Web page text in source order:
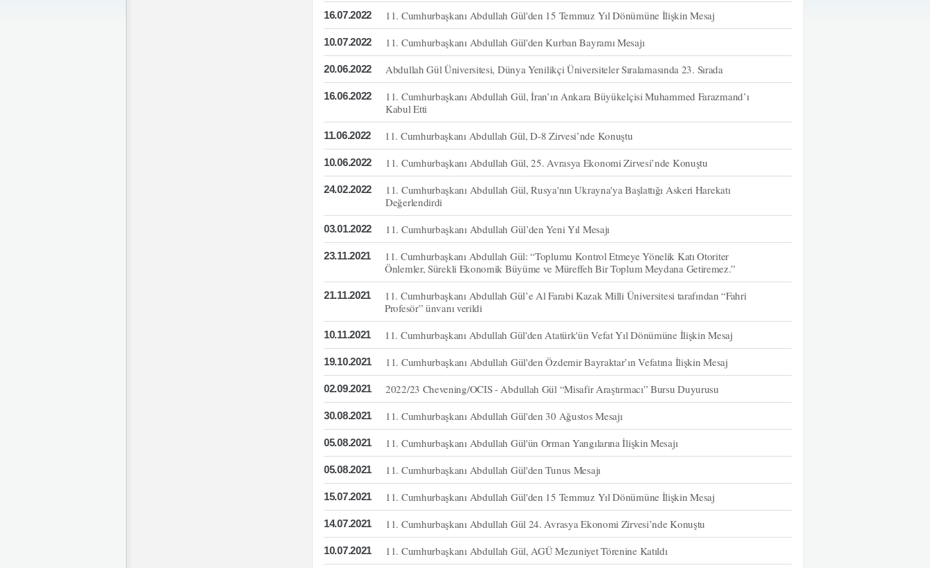
16.07.2022 11. Cumhurbaşkanı Abdullah Gül'den 15 Temmuz Yıl Dönümüne İlişkin Mesaj
10.07.2022 11. Cumhurbaşkanı Abdullah Gül'den Kurban Bayramı Mesajı
20.06.2022 Abdullah Gül Üniversitesi, Dünya Yenilikçi Üniversiteler Sıralamasında 23. Sırada
16.06.2022
11. Cumhurbaşkanı Abdullah Gül, İran’ın Ankara Büyükelçisi Muhammed Farazmand’ı
Kabul Etti
11.06.2022 11. Cumhurbaşkanı Abdullah Gül, D-8 Zirvesi’nde Konuştu
10.06.2022 11. Cumhurbaşkanı Abdullah Gül, 25. Avrasya Ekonomi Zirvesi’nde Konuştu
24.02.2022
11. Cumhurbaşkanı Abdullah Gül, Rusya'nın Ukrayna'ya Başlattığı Askeri Harekatı
Değerlendirdi
03.01.2022 11. Cumhurbaşkanı Abdullah Gül’den Yeni Yıl Mesajı
23.11.2021
11. Cumhurbaşkanı Abdullah Gül: “Toplumu Kontrol Etmeye Yönelik Katı Otoriter
Önlemler, Sürekli Ekonomik Büyüme ve Müreffeh Bir Toplum Meydana Getiremez.”
21.11.2021
11. Cumhurbaşkanı Abdullah Gül’e Al Farabi Kazak Milli Üniversitesi tarafından “Fahri
Profesör” ünvanı verildi
10.11.2021 11. Cumhurbaşkanı Abdullah Gül'den Atatürk'ün Vefat Yıl Dönümüne İlişkin Mesaj
19.10.2021 11. Cumhurbaşkanı Abdullah Gül'den Özdemir Bayraktar’ın Vefatına İlişkin Mesaj
02.09.2021 2022/23 Chevening/OCIS - Abdullah Gül “Misafir Araştırmacı” Bursu Duyurusu
30.08.2021 11. Cumhurbaşkanı Abdullah Gül'den 30 Ağustos Mesajı
05.08.2021 11. Cumhurbaşkanı Abdullah Gül'ün Orman Yangılarına İlişkin Mesajı
05.08.2021 11. Cumhurbaşkanı Abdullah Gül'den Tunus Mesajı
15.07.2021 11. Cumhurbaşkanı Abdullah Gül'den 15 Temmuz Yıl Dönümüne İlişkin Mesaj
14.07.2021 11. Cumhurbaşkanı Abdullah Gül 24. Avrasya Ekonomi Zirvesi’nde Konuştu
10.07.2021 11. Cumhurbaşkanı Abdullah Gül, AGÜ Mezuniyet Törenine Katıldı